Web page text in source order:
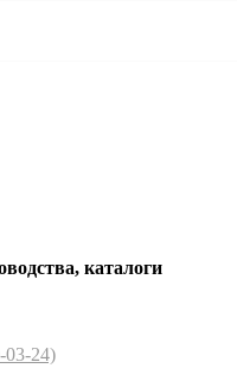
каталоги
03-24)